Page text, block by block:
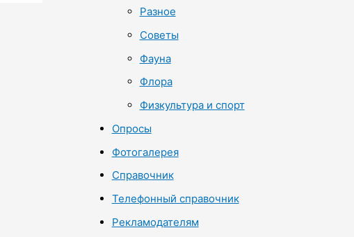
Разное
Советы
Фауна
Флора
Физкультура и спорт
Опросы
Фотогалерея
Справочник
Телефонный справочник
Рекламодателям